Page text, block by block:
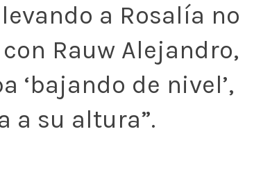
a Rosalía no
Rauw Alejandro,
‘bajando de nivel’,
a su altura”.